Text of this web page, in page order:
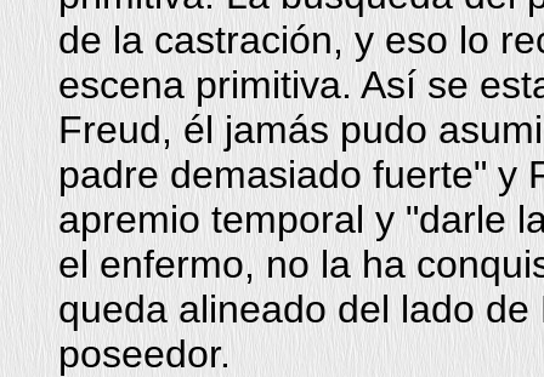
de la castración, y eso lo
escena primitiva. Así se
Freud, él jamás pudo
padre demasiado fuerte" y
apremio temporal y "darle
el enfermo, no la ha
queda alineado del lado
poseedor.